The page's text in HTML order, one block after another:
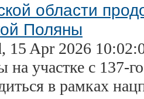
области
Поляны
15 Apr 2026
на участке с 137-
в рамках